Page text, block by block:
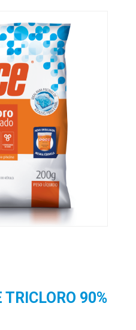
TRICLORO 90%